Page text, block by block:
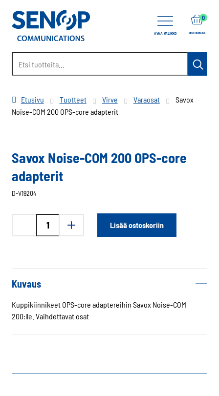
AVAA VALIKKO OSTOSKORI
0items
Etusivu Tuotteet Virve Varaosat
Savox
Noise-COM 200 OPS-core adapterit
Savox Noise-COM 200 OPS-core
adapterit
D-V19204
OPS-
adapterit
määrä
Lisää ostoskoriin
Kuvaus
Kuppikiinnikeet OPS-core adaptereihin Savox Noise-COM
200:lle. Vaihdettavat osat